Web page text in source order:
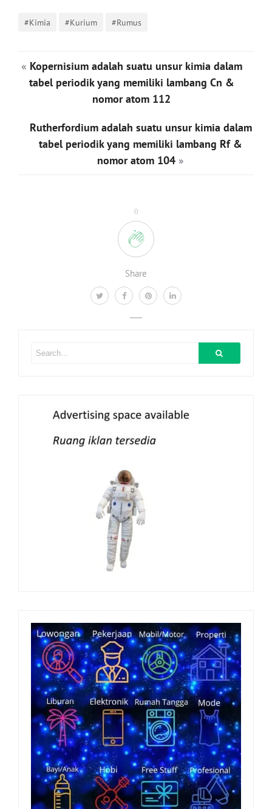
0
Share
#Kimia #Kuri­um #Rumus
« Koper­nisium adalah suatu unsur kimia dalam
tabel periodik yang memiliki lambang Cn &
nomor atom 112
Ruther­fordium adalah suatu unsur kimia dalam
tabel periodik yang memiliki lambang Rf &
nomor atom 104 »